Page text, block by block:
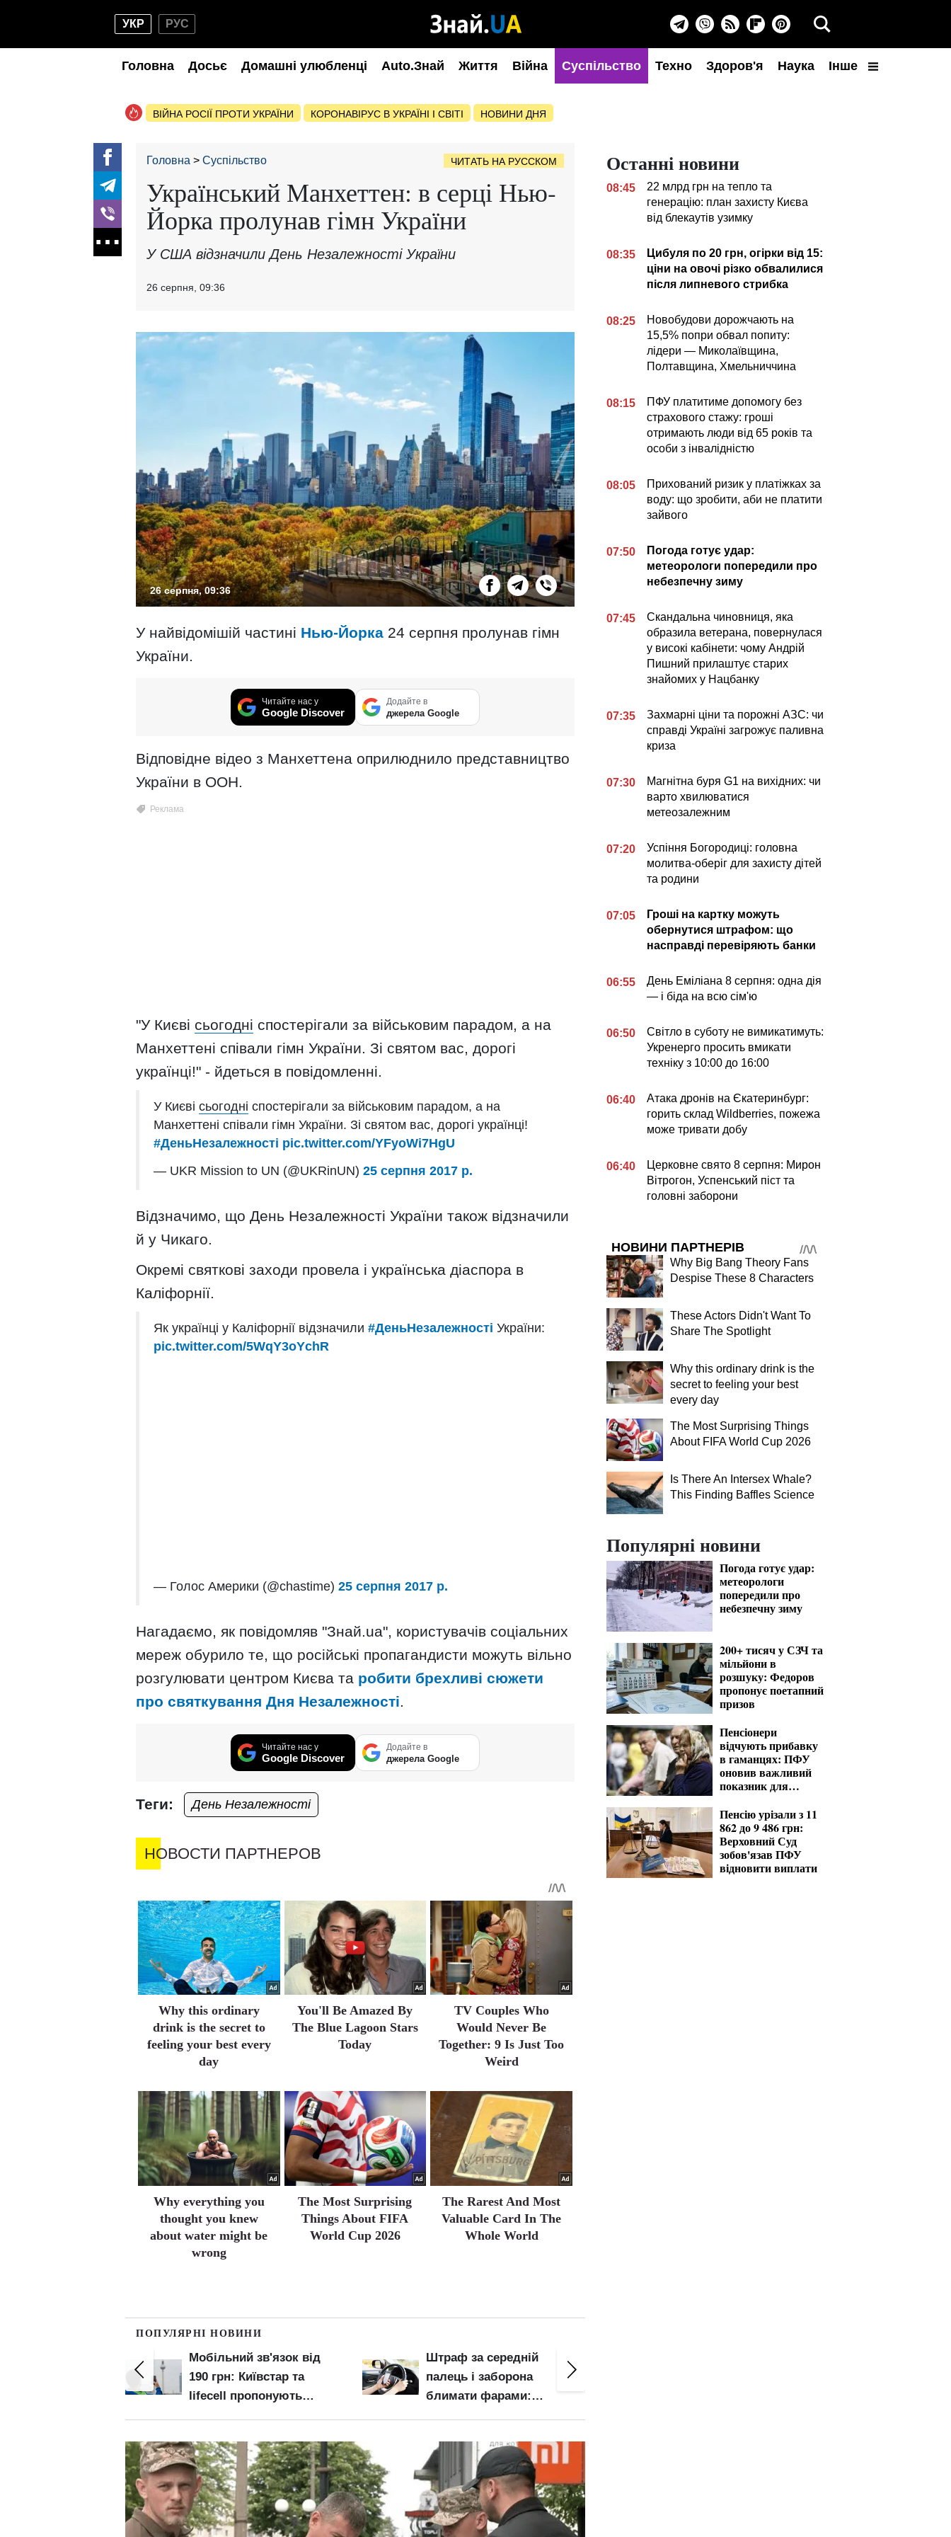
УКР РУС
Головна Досьє Домашні улюбленці Auto.Знай Життя Війна Суспільство Техно Здоров'я Наука Інше
ВІЙНА РОСІЇ ПРОТИ УКРАЇНИ КОРОНАВІРУС В УКРАЇНІ І СВІТІ НОВИНИ ДНЯ
Головна Суспільство ЧИТАТЬ НА РУССКОМ
Український Манхеттен: в серці Нью-
Йорка пролунав гімн України
У США відзначили День Незалежності України
26 серпня, 09:36
26 серпня, 09:36
У найвідомішій частині Нью-Йорка 24 серпня пролунав гімн
України.
Читайте нас у
Google Discover
Додайте в
джерела Google
Відповідне відео з Манхеттена оприлюднило представництво
України в ООН.
"У Києві сьогодні спостерігали за військовим парадом, а на
Манхеттені співали гімн України. Зі святом вас, дорогі
українці!" - йдеться в повідомленні.
У Києві сьогодні спостерігали за військовим парадом, а на
Манхеттені співали гімн України. Зі святом вас, дорогі українці!
#ДеньНезалежності pic.twitter.com/YFyoWi7HgU
— UKR Mission to UN (@UKRinUN) 25 серпня 2017 р.
Відзначимо, що День Незалежності України також відзначили
й у Чикаго.
Окремі святкові заходи провела і українська діаспора в
Каліфорнії.
Як українці у Каліфорнії відзначили #ДеньНезалежності України:
pic.twitter.com/5WqY3oYchR
— Голоc Амepики (@chastime) 25 серпня 2017 р.
Нагадаємо, як повідомляв "Знай.ua", користувачів соціальних
мереж обурило те, що російські пропагандисти можуть вільно
розгулювати центром Києва та робити брехливі сюжети
про святкування Дня Незалежності.
Читайте нас у
Google Discover
Додайте в
джерела Google
Теги: День Незалежності
НОВОСТИ ПАРТНЕРОВ
Why this ordinary
drink is the secret to
feeling your best every
day
You'll Be Amazed By
The Blue Lagoon Stars
Today
TV Couples Who
Would Never Be
Together: 9 Is Just Too
Weird
Why everything you
thought you knew
about water might be
wrong
The Most Surprising
Things About FIFA
World Cup 2026
The Rarest And Most
Valuable Card In The
Whole World
ПОПУЛЯРНІ НОВИНИ
Штраф за середній
палець і заборона
блимати фарами:
Безкоштовний проїзд
лише для пенсіонерів за
віком: решта платитиме
Останні новини
08:45
22 млрд грн на тепло та
генерацію: план захисту Києва
від блекаутів узимку
08:35
Цибуля по 20 грн, огірки від 15:
ціни на овочі різко обвалилися
після липневого стрибка
08:25
Новобудови дорожчають на
15,5% попри обвал попиту:
лідери — Миколаївщина,
Полтавщина, Хмельниччина
08:15
ПФУ платитиме допомогу без
страхового стажу: гроші
отримають люди від 65 років та
особи з інвалідністю
08:05
Прихований ризик у платіжках за
воду: що зробити, аби не платити
зайвого
07:50
Погода готує удар:
метеорологи попередили про
небезпечну зиму
07:45
Скандальна чиновниця, яка
образила ветерана, повернулася
у високі кабінети: чому Андрій
Пишний прилаштує старих
знайомих у Нацбанку
07:35
Захмарні ціни та порожні АЗС: чи
справді Україні загрожує паливна
криза
07:30
Магнітна буря G1 на вихідних: чи
варто хвилюватися
метеозалежним
07:20
Успіння Богородиці: головна
молитва-оберіг для захисту дітей
та родини
07:05
Гроші на картку можуть
обернутися штрафом: що
насправді перевіряють банки
06:55
День Еміліана 8 серпня: одна дія
— і біда на всю сім'ю
06:50
Світло в суботу не вимикатимуть:
Укренерго просить вмикати
техніку з 10:00 до 16:00
06:40
Атака дронів на Єкатеринбург:
горить склад Wildberries, пожежа
може тривати добу
06:40
Церковне свято 8 серпня: Мирон
Вітрогон, Успенський піст та
головні заборони
НОВИНИ ПАРТНЕРІВ
Why Big Bang Theory Fans
Despise These 8 Characters
These Actors Didn't Want To
Share The Spotlight
Why this ordinary drink is the
secret to feeling your best
every day
The Most Surprising Things
About FIFA World Cup 2026
Is There An Intersex Whale?
This Finding Baffles Science
Популярні новини
Погода готує удар:
метеорологи
попередили про
небезпечну зиму
200+ тисяч у СЗЧ та
мільйони в
розшуку: Федоров
пропонує поетапний
призов
Пенсіонери
відчують прибавку
в гаманцях: ПФУ
оновив важливий
показник для
Пенсію урізали з 11
862 до 9 486 грн:
Верховний Суд
зобов'язав ПФУ
відновити виплати